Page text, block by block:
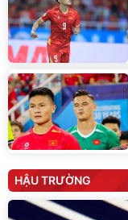
HẬU TRƯỜNG